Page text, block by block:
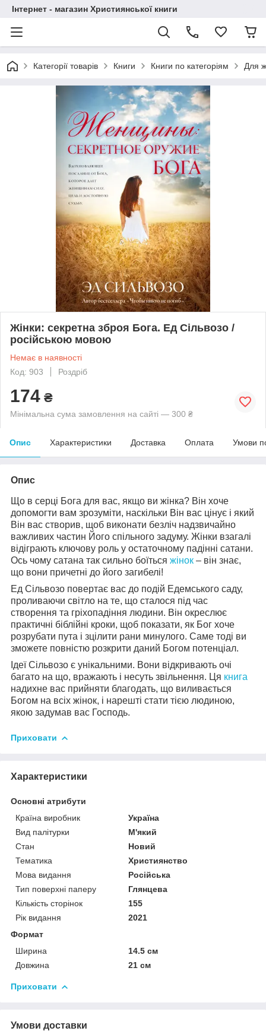
Інтернет - магазин Християнської книги
Категорії товарів Книги Книги по категоріям Для
Жінки: секретна зброя Бога. Ед Сільвозо /
російською мовою
Немає в наявності
Код: 903
Роздріб
174 ₴
Мінімальна сума замовлення на сайті — 300 ₴
Опис Характеристики Доставка Оплата Умови
Опис
Що в серці Бога для вас, якщо ви жінка? Він хоче
допомогти вам зрозуміти, наскільки Він вас цінує і який
Він вас створив, щоб виконати безліч надзвичайно
важливих частин Його спільного задуму. Жінки взагалі
відіграють ключову роль у остаточному падінні сатани.
Ось чому сатана так сильно боїться жінок – він знає,
що вони причетні до його загибелі!
Ед Сільвозо повертає вас до подій Едемського саду,
проливаючи світло на те, що сталося під час
створення та гріхопадіння людини. Він окреслює
практичні біблійні кроки, щоб показати, як Бог хоче
розрубати пута і зцілити рани минулого. Саме тоді ви
зможете повністю розкрити даний Богом потенціал.
Ідеї Сільвозо є унікальними. Вони відкривають очі
багато на що, вражають і несуть звільнення. Ця книга
надихне вас прийняти благодать, що виливається
Богом на всіх жінок, і нарешті стати тією людиною,
якою задумав вас Господь.
Приховати
Характеристики
Основні атрибути
Країна виробник
Україна
Вид палітурки
М'який
Стан
Новий
Тематика
Християнство
Мова видання
Російська
Тип поверхні паперу
Глянцева
Кількість сторінок
155
Рік видання
2021
Формат
Ширина
14.5 см
Довжина
21 см
Приховати
Умови доставки